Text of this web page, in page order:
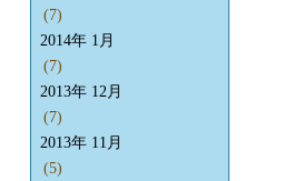
(7)
2014年 1月
(7)
2013年 12月
(7)
2013年 11月
(5)